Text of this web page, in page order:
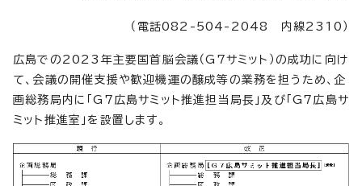
（電話082-504-2048 内線2310）
広島での2023年主要国首脳会議（G7サミット）の成功に向け
て、会議の開催支援や歓迎機運の醸成等の業務を担うため、企
画総務局内に「G7広島サミット推進担当局長」及び「G7広島サ
ミット推進室」を設置します。